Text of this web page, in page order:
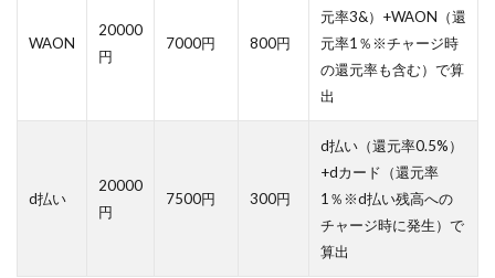
WAON
20000
円
7000円 800円
元率3&）+WAON（還
元率1％※チャージ時
の還元率も含む）で算
出
d払い
20000
円
7500円 300円
d払い（還元率0.5%）
+dカード（還元率
1％※d払い残高への
チャージ時に発生）で
算出